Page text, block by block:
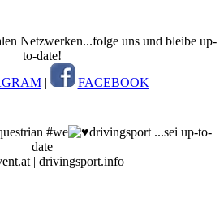
Netzwerken...folge uns und bleibe up-
to-date!
| FACEBOOK
#we
drivingsport ...sei up-to-
date
| drivingsport.info